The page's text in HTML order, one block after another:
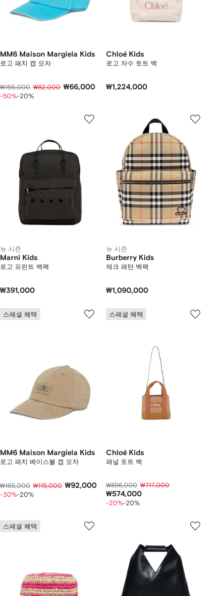
MM6 Maison Margiela Kids
로고 패치 캡 모자
₩165,000 ₩82,000 ₩66,000
-50%-20%
Chloé Kids
로고 자수 토트 백
₩1,224,000
뉴 시즌
Marni Kids
로고 프린트 백팩
₩391,000
뉴 시즌
Burberry Kids
체크 패턴 백팩
₩1,090,000
스페셜 혜택
MM6 Maison Margiela Kids
로고 패치 베이스볼 캡 모자
₩165,000 ₩115,000 ₩92,000
-30%-20%
스페셜 혜택
Chloé Kids
패널 토트 백
₩896,000 ₩717,000
₩574,000
-20%-20%
스페셜 혜택